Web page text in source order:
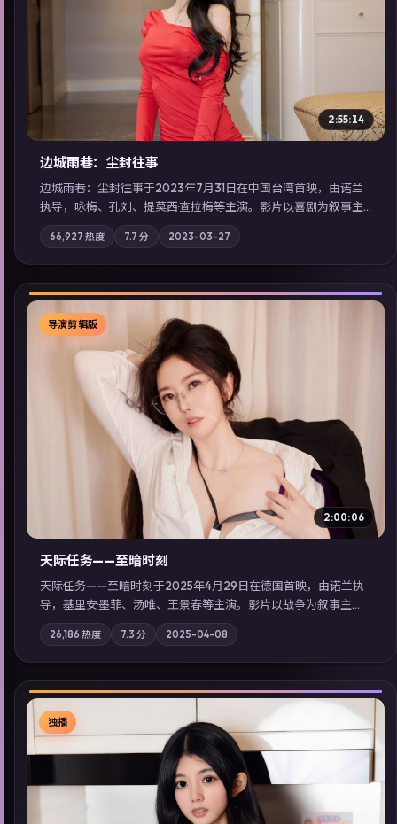
▶
2:55:14
边城雨巷：尘封往事
边城雨巷：尘封往事于2023年7月31日在中国台湾首映，由诺兰
执导，咏梅、孔刘、提莫西·查拉梅等主演。影片以喜剧为叙事主
轴，旧案重提，真相与谎言在同一条时间线上交锋；摄影与配乐
强化地域气质；站内亦可通过「国产免费观看高清电视剧在线
看」延展检索同类型高分佳作，畅享高清在线追剧体验。
66,927 热度 7.7 分 2023-03-27
▶
导演剪辑版
2:00:06
天际任务——至暗时刻
天际任务——至暗时刻于2025年4月29日在德国首映，由诺兰执
导，基里安·墨菲、汤唯、王景春等主演。影片以战争为叙事主
轴，城市霓虹背后，有人用规则改写命运；摄影与配乐强化地域
气质；站内亦可通过「国产免费观看高清电视剧在线看」延展检
索同类型高分佳作，畅享高清在线追剧体验。
26,186 热度 7.3 分 2025-04-08
独播